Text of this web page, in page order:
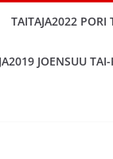
TAITAJA2022 PORI
JOENSUU